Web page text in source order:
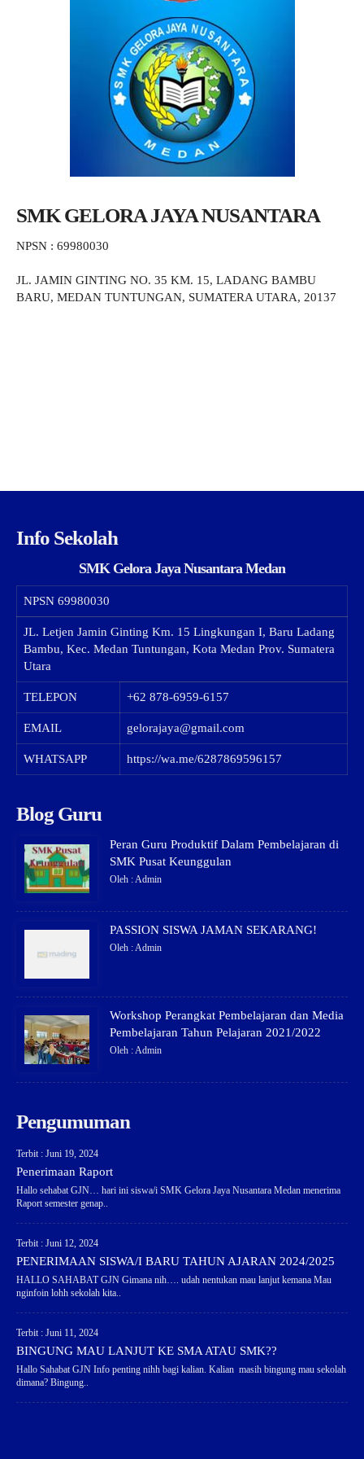
SMK GELORA JAYA NUSANTARA
NPSN : 69980030
JL. JAMIN GINTING NO. 35 KM. 15, LADANG BAMBU
BARU, MEDAN TUNTUNGAN, SUMATERA UTARA, 20137
Info Sekolah
SMK Gelora Jaya Nusantara Medan
NPSN 69980030
JL. Letjen Jamin Ginting Km. 15 Lingkungan I, Baru Ladang
Bambu, Kec. Medan Tuntungan, Kota Medan Prov. Sumatera
Utara
TELEPON +62 878-6959-6157
EMAIL gelorajaya@gmail.com
WHATSAPP https://wa.me/6287869596157
Blog Guru
Peran Guru Produktif Dalam Pembelajaran di
SMK Pusat Keunggulan
Oleh : Admin
PASSION SISWA JAMAN SEKARANG!
Oleh : Admin
Workshop Perangkat Pembelajaran dan Media
Pembelajaran Tahun Pelajaran 2021/2022
Oleh : Admin
Pengumuman
Terbit : Juni 19, 2024
Penerimaan Raport
Hallo sehabat GJN… hari ini siswa/i SMK Gelora Jaya Nusantara Medan menerima
Raport semester genap..
Terbit : Juni 12, 2024
PENERIMAAN SISWA/I BARU TAHUN AJARAN 2024/2025
HALLO SAHABAT GJN Gimana nih…. udah nentukan mau lanjut kemana Mau
nginfoin lohh sekolah kita..
Terbit : Juni 11, 2024
BINGUNG MAU LANJUT KE SMA ATAU SMK??
Hallo Sahabat GJN Info penting nihh bagi kalian. Kalian masih bingung mau sekolah
dimana? Bingung..